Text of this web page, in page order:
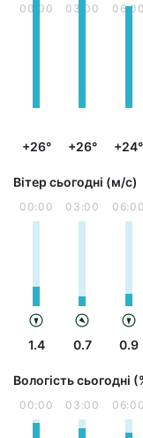
00:00
+26°
03:00
+26°
06:00
+24°
Вітер сьогодні (м/с)
00:00
1.4
03:00
0.7
06:00
0.9
Вологість сьогодні
00:00 03:00 06:00